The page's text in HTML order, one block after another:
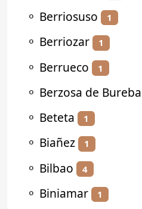
⚬ Berriosuso 1
⚬ Berriozar 1
⚬ Berrueco 1
⚬ Berzosa de Bureba
⚬ Beteta 1
⚬ Biañez 1
⚬ Bilbao 4
⚬ Biniamar 1